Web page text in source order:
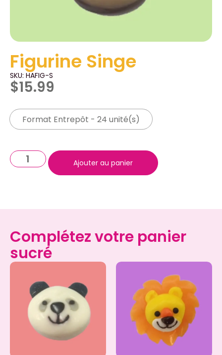
Figurine Singe
SKU: HAFIG-S
$15.99
Format Entrepôt - 24 unité(s)
Ajouter au panier
Complétez votre panier
sucré